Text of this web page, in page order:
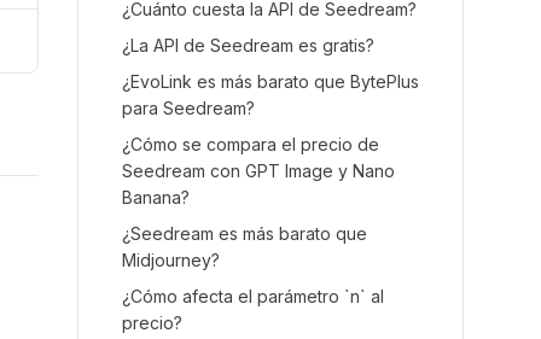
¿Cuánto cuesta la API de Seedream?
¿La API de Seedream es gratis?
¿EvoLink es más barato que BytePlus
para Seedream?
¿Cómo se compara el precio de
Seedream con GPT Image y Nano
Banana?
¿Seedream es más barato que
Midjourney?
¿Cómo afecta el parámetro `n` al
precio?